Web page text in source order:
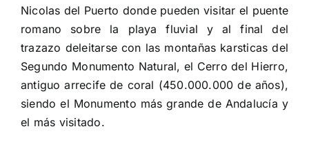
Nicolas del Puerto donde pueden visitar el puente
romano sobre la playa fluvial y al final del
trazazo deleitarse con las montañas karsticas del
Segundo Monumento Natural, el Cerro del Hierro,
antiguo arrecife de coral (450.000.000 de años),
siendo el Monumento más grande de Andalucía y
el más visitado.